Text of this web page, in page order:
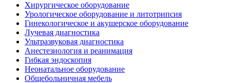
Хирургическое оборудование
Урологическое оборудование и литотрипсия
Гинекологическое и акушерское оборудование
Лучевая диагностика
Ультразвуковая диагностика
Анестезиология и реанимация
Гибкая эндоскопия
Неонатальное оборудование
Общебольничная мебель